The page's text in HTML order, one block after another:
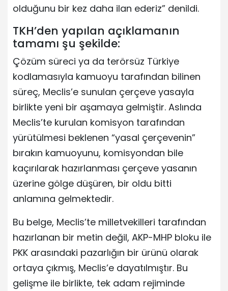
olduğunu bir kez daha ilan ederiz” denildi.
TKH’den yapılan açıklamanın
tamamı şu şekilde:
Çözüm süreci ya da terörsüz Türkiye
kodlamasıyla kamuoyu tarafından bilinen
süreç, Meclis’e sunulan çerçeve yasayla
birlikte yeni bir aşamaya gelmiştir. Aslında
Meclis’te kurulan komisyon tarafından
yürütülmesi beklenen “yasal çerçevenin”
bırakın kamuoyunu, komisyondan bile
kaçırılarak hazırlanması çerçeve yasanın
üzerine gölge düşüren, bir oldu bitti
anlamına gelmektedir.
Bu belge, Meclis’te milletvekilleri tarafından
hazırlanan bir metin değil, AKP-MHP bloku ile
PKK arasındaki pazarlığın bir ürünü olarak
ortaya çıkmış, Meclis’e dayatılmıştır. Bu
gelişme ile birlikte, tek adam rejiminde